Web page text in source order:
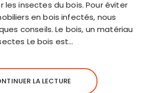
insectes du bois. Pour éviter
en bois infectés, nous
conseils. Le bois, un matériau
Le bois est…
LA LECTURE